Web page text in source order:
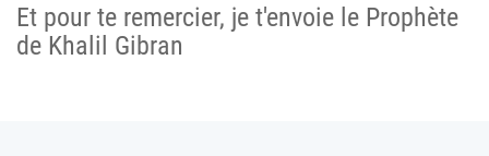
Et pour te remercier, je t'envoie le Prophète
de Khalil Gibran